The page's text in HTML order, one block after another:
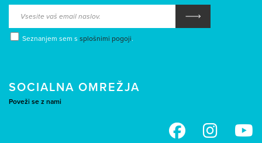
Seznanjem sem s splošnimi pogoji.
SOCIALNA OMREŽJA
Poveži se z nami